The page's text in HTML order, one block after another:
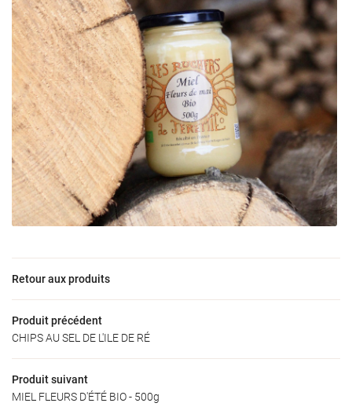
Accueil
produits
Galerie
Actualités
Avis
Une
06 73 09 31
Retour aux produits
Produit précédent
CHIPS AU SEL DE L'ILE DE RÉ
Produit suivant
MIEL FLEURS D'ÉTÉ BIO - 500g